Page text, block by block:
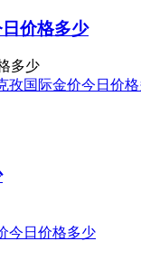
价格多少
多少
孜国际金价今日价
今日价格多少